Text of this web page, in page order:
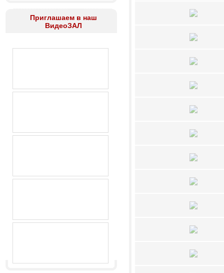
Приглашаем в наш
ВидеоЗАЛ